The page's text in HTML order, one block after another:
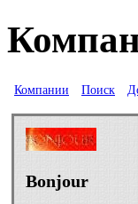
Компании Поиск
Bonjour